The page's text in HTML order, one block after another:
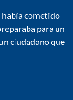
había cometido
para un
ciudadano que